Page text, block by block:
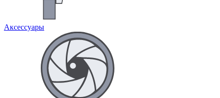
Аксессуары